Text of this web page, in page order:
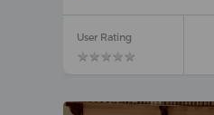
User Rating
★★★★★
★★★★★